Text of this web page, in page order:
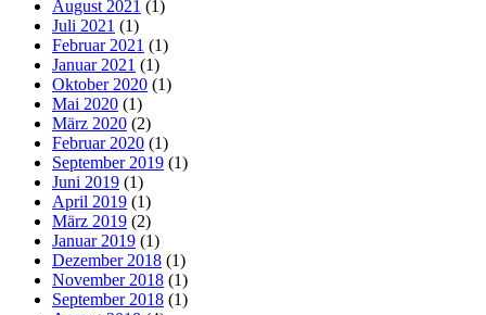
August 2021 (1)
Juli 2021 (1)
Februar 2021 (1)
Januar 2021 (1)
Oktober 2020 (1)
Mai 2020 (1)
März 2020 (2)
Februar 2020 (1)
September 2019 (1)
Juni 2019 (1)
April 2019 (1)
März 2019 (2)
Januar 2019 (1)
Dezember 2018 (1)
November 2018 (1)
September 2018 (1)